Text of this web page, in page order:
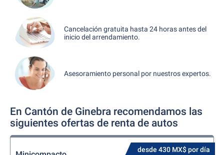
Cancelación gratuita hasta 24 horas antes del
inicio del arrendamiento.
Asesoramiento personal por nuestros expertos.
En Cantón de Ginebra recomendamos las
siguientes ofertas de renta de autos
desde 430 MX$ por día